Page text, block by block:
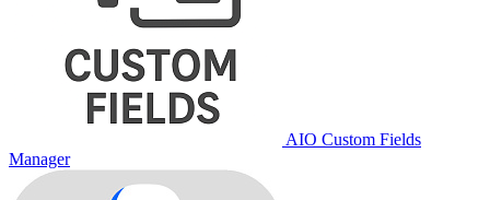
AIO Custom Fields
Manager